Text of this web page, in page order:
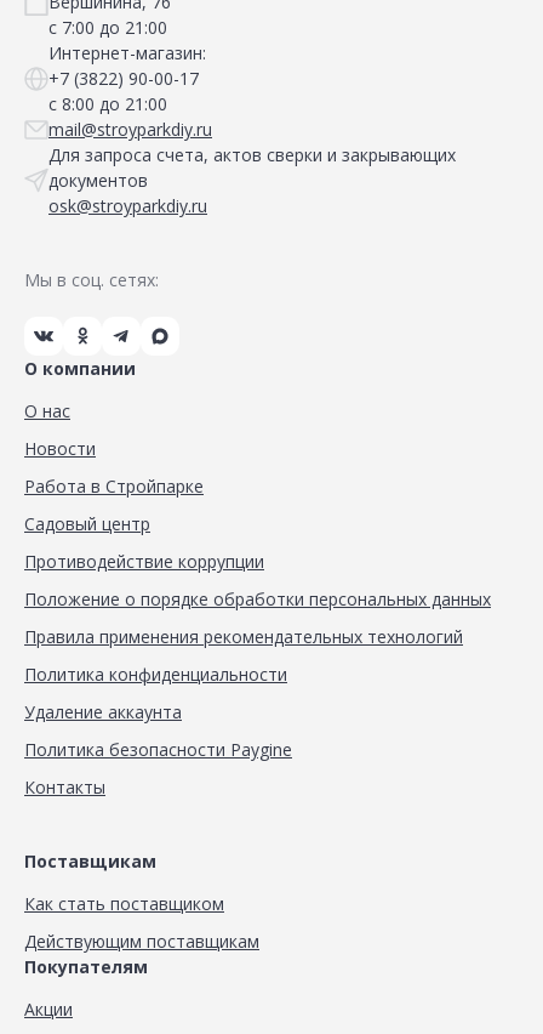
с 7:00 до 21:00
Интернет-магазин:
+7 (3822) 90-00-17
с 8:00 до 21:00
mail@stroyparkdiy.ru
Для запроса счета, актов сверки и закрывающих
документов
osk@stroyparkdiy.ru
Мы в соц. сетях:
О компании
О нас
Новости
Работа в Стройпарке
Садовый центр
Противодействие коррупции
Положение о порядке обработки персональных данных
Правила применения рекомендательных технологий
Политика конфиденциальности
Удаление аккаунта
Политика безопасности Paygine
Контакты
Поставщикам
Как стать поставщиком
Действующим поставщикам
Покупателям
Акции